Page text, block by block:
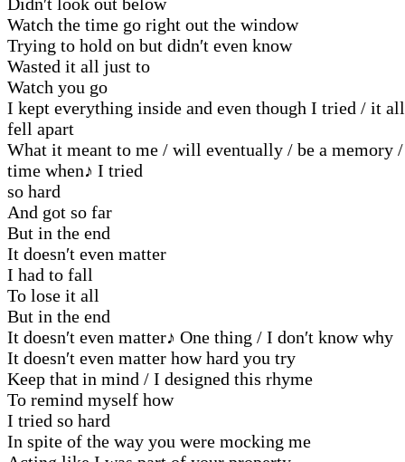
Watch the time go right out the window
Trying to hold on but didn′t even know
Wasted it all just to
Watch you go
I kept everything inside and even though I tried / it all
fell apart
What it meant to me / will eventually / be a memory
time when♪ I tried
so hard
And got so far
But in the end
It doesn′t even matter
I had to fall
To lose it all
But in the end
It doesn′t even matter♪ One thing / I don′t know why
It doesn′t even matter how hard you try
Keep that in mind / I designed this rhyme
To remind myself how
I tried so hard
In spite of the way you were mocking me